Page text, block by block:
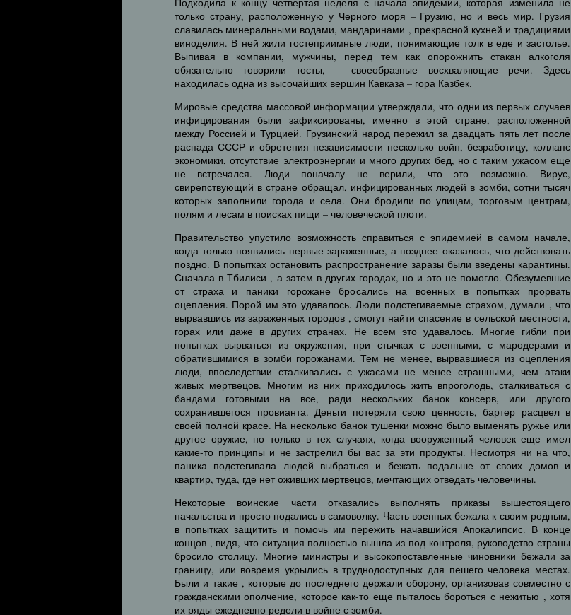
только страну, расположенную у Черного моря – Грузию, но и весь мир. Грузия
славилась минеральными водами, мандаринами , прекрасной кухней и традициями
виноделия. В ней жили гостеприимные люди, понимающие толк в еде и застолье.
Выпивая в компании, мужчины, перед тем как опорожнить стакан алкоголя
обязательно говорили тосты, – своеобразные восхваляющие речи. Здесь
находилась одна из высочайших вершин Кавказа – гора Казбек.
Мировые средства массовой информации утверждали, что одни из первых случаев
инфицирования были зафиксированы, именно в этой стране, расположенной
между Россией и Турцией. Грузинский народ пережил за двадцать пять лет после
распада СССР и обретения независимости несколько войн, безработицу, коллапс
экономики, отсутствие электроэнергии и много других бед, но с таким ужасом еще
не встречался. Люди поначалу не верили, что это возможно. Вирус,
свирепствующий в стране обращал, инфицированных людей в зомби, сотни тысяч
которых заполнили города и села. Они бродили по улицам, торговым центрам,
полям и лесам в поисках пищи – человеческой плоти.
Правительство упустило возможность справиться с эпидемией в самом начале,
когда только появились первые зараженные, а позднее оказалось, что действовать
поздно. В попытках остановить распространение заразы были введены карантины.
Сначала в Тбилиси , а затем в других городах, но и это не помогло. Обезумевшие
от страха и паники горожане бросались на военных в попытках прорвать
оцепления. Порой им это удавалось. Люди подстегиваемые страхом, думали , что
вырвавшись из зараженных городов , смогут найти спасение в сельской местности,
горах или даже в других странах. Не всем это удавалось. Многие гибли при
попытках вырваться из окружения, при стычках с военными, с мародерами и
обратившимися в зомби горожанами. Тем не менее, вырвавшиеся из оцепления
люди, впоследствии сталкивались с ужасами не менее страшными, чем атаки
живых мертвецов. Многим из них приходилось жить впроголодь, сталкиваться с
бандами готовыми на все, ради нескольких банок консерв, или другого
сохранившегося провианта. Деньги потеряли свою ценность, бартер расцвел в
своей полной красе. На несколько банок тушенки можно было выменять ружье или
другое оружие, но только в тех случаях, когда вооруженный человек еще имел
какие-то принципы и не застрелил бы вас за эти продукты. Несмотря ни на что,
паника подстегивала людей выбраться и бежать подальше от своих домов и
квартир, туда, где нет оживших мертвецов, мечтающих отведать человечины.
Некоторые воинские части отказались выполнять приказы вышестоящего
начальства и просто подались в самоволку. Часть военных бежала к своим родным,
в попытках защитить и помочь им пережить начавшийся Апокалипсис. В конце
концов , видя, что ситуация полностью вышла из под контроля, руководство страны
бросило столицу. Многие министры и высокопоставленные чиновники бежали за
границу, или вовремя укрылись в труднодоступных для пешего человека местах.
Были и такие , которые до последнего держали оборону, организовав совместно с
гражданскими ополчение, которое как-то еще пыталось бороться с нежитью , хотя
их ряды ежедневно редели в войне с зомби.